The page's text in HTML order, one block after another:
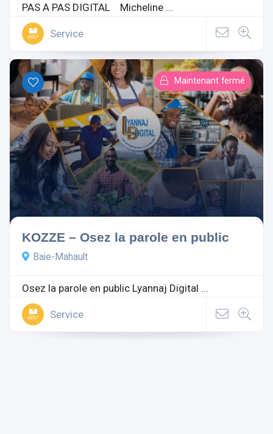
PAS A PAS DIGITAL Micheline ...
Service
Maintenant fermé
KOZZE – Osez la parole en public
Baie-Mahault
Osez la parole en public Lyannaj Digital ...
Service